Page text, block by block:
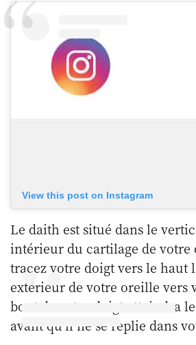
View this post on Instagram
Le daith est situé dans le
intérieur du cartilage de votre
tracez votre doigt vers le haut
extérieur de votre oreille vers
bout de votre doigt atteindra
avant qu’il ne se replie dans